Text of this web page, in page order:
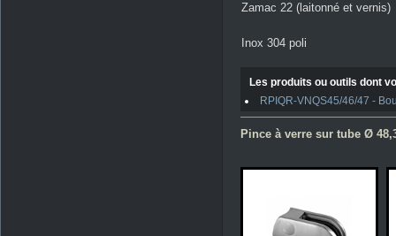
Zamac 22 (laitonné et vernis)
Inox 304 poli
Les produits ou outils dont
RPIQR-VNQS45/46/47 -
Pince à verre sur tube Ø